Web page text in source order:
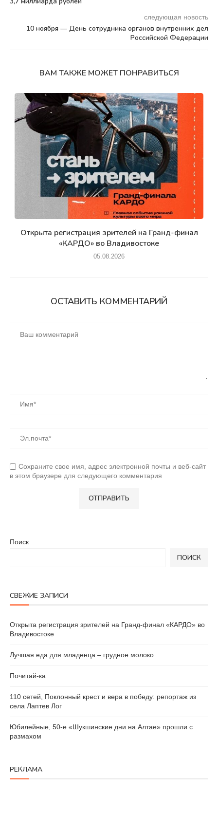
следующая новость
10 ноября — День сотрудника органов внутренних дел
Российской Федерации
ВАМ ТАКЖЕ МОЖЕТ ПОНРАВИТЬСЯ
Открыта регистрация зрителей на Гранд-финал
«КАРДО» во Владивостоке
05.08.2026
ОСТАВИТЬ КОММЕНТАРИЙ
Сохраните свое имя, адрес электронной почты и веб-сайт
в этом браузере для следующего комментария
Поиск
ПОИСК
СВЕЖИЕ ЗАПИСИ
Открыта регистрация зрителей на Гранд-финал «КАРДО» во
Владивостоке
Лучшая еда для младенца – грудное молоко
Почитай-ка
110 сетей, Поклонный крест и вера в победу: репортаж из
села Лаптев Лог
Юбилейные, 50-е «Шукшинские дни на Алтае» прошли с
размахом
РЕКЛАМА